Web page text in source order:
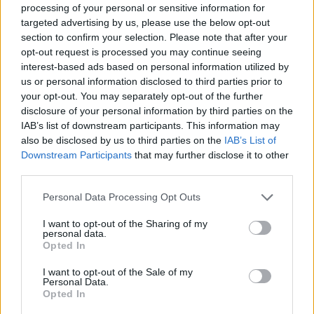
processing of your personal or sensitive information for
targeted advertising by us, please use the below opt-out
section to confirm your selection. Please note that after your
opt-out request is processed you may continue seeing
interest-based ads based on personal information utilized by
us or personal information disclosed to third parties prior to
your opt-out. You may separately opt-out of the further
disclosure of your personal information by third parties on the
IAB’s list of downstream participants. This information may
also be disclosed by us to third parties on the IAB’s List of
Downstream Participants that may further disclose it to other
Please note that this website/app uses one or more Google
not limited to your visit or usage behaviour. You may click to
grant or deny consent to Google and its third-party tags to
use your data for below specified purposes in below Google
consent section.
Personal Data Processing Opt Outs
I want to opt-out of the Sharing of my
personal data.
Opted In
I want to opt-out of the Sale of my
Personal Data.
Opted In
από την Νότιο Αφρική. Σύμφωνα με τα όσα
δήλωσε στους αστυνομικούς η 35χρονη τους
συνάντησε στις 7 το πρωί του Σαββάτου 29
Αυγούστου 2015 έξω από ένα μίνι μάρκετ στην
περιοχή του Φαληρακίου, όπου διαμένουν
προσωρινά και οι τρεις.
Εκεί οι δύο άνδρες – καταγγέλλει η 35χρονη- της
ζήτησαν να τους ακολουθήσει στα ενοικιαζόμενα
δωμάτια όπου διαμένουν όπως και έγινε και μετά
της ζήτησαν να κάνει σεξ μαζί τους. Όταν η
αλλοδαπή αρνήθηκε εκείνοι την βίασαν ομαδικά.